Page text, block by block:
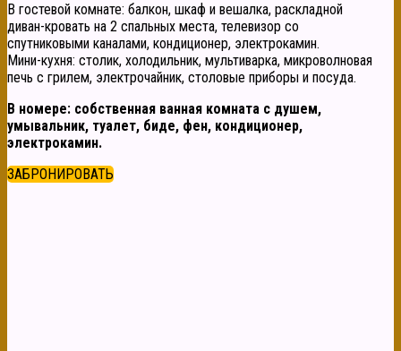
В гостевой комнате: балкон, шкаф и вешалка, раскладной
диван-кровать на 2 спальных места, телевизор со
спутниковыми каналами, кондиционер, электрокамин.
Мини-кухня: столик, холодильник, мультиварка, микроволновая
печь с грилем, электрочайник, столовые приборы и посуда.
В номере: собственная ванная комната с душем,
умывальник, туалет, биде, фен, кондиционер,
электрокамин.
ЗАБРОНИРОВАТЬ